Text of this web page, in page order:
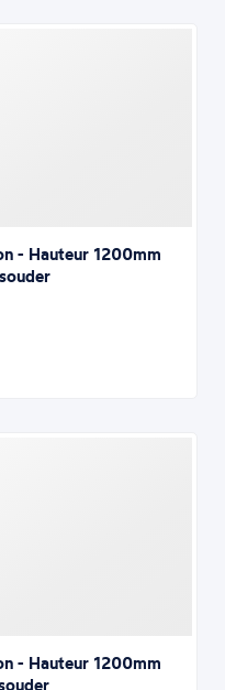
- Hauteur 1200mm
- Hauteur 1200mm